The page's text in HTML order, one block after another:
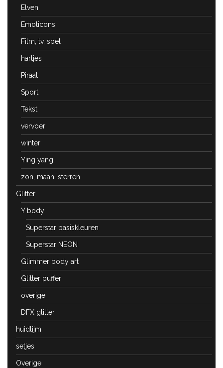
Elven
Emoticons
Film, tv, spel
hartjes
Piraat
Sport
Tekst
vervoer
winter
Ying yang
zon, maan, sterren
Glitter
Y body
Superstar basiskleuren
Superstar NEON
Glimmer body art
Glitter puffer
overige
DFX glitter
huidlijm
setjes
Overige